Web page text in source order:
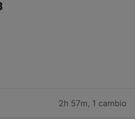
2h 57m, 1 cambio